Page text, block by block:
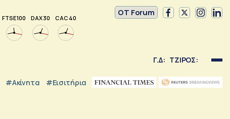
FTSE 100 DAX 30 CAC 40
OT Forum
Γ.Δ: ΤΖΙΡΟΣ:
#Ακίνητα #εισιτήρια